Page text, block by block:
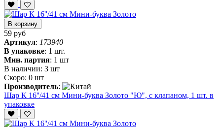
В корзину
59 руб
Артикул: 173940
В упаковке: 1 шт.
Мин. партия: 1 шт
В наличии: 3 шт
Скоро: 0 шт
Производитель:
Шар К 16''/41 см Мини-буква Золото "Ю", с клапаном, 1 шт. в
упаковке